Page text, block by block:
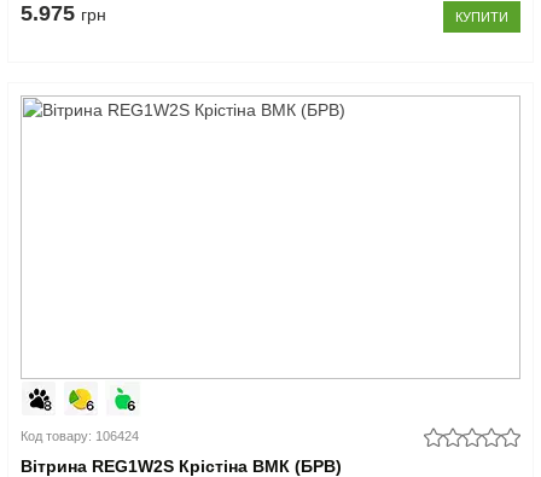
5.975 грн КУПИТИ
Код товару: 106424
Вітрина REG1W2S Крістіна ВМК (БРВ)